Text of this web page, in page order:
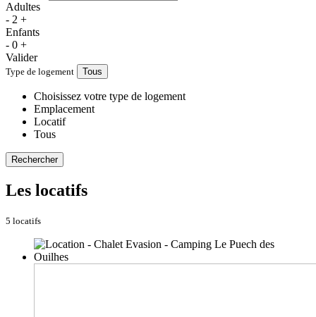
Adultes
- 2 +
Enfants
- 0 +
Valider
Type de logement Tous
Choisissez votre type de logement
Emplacement
Locatif
Tous
Rechercher
Les locatifs
5 locatifs